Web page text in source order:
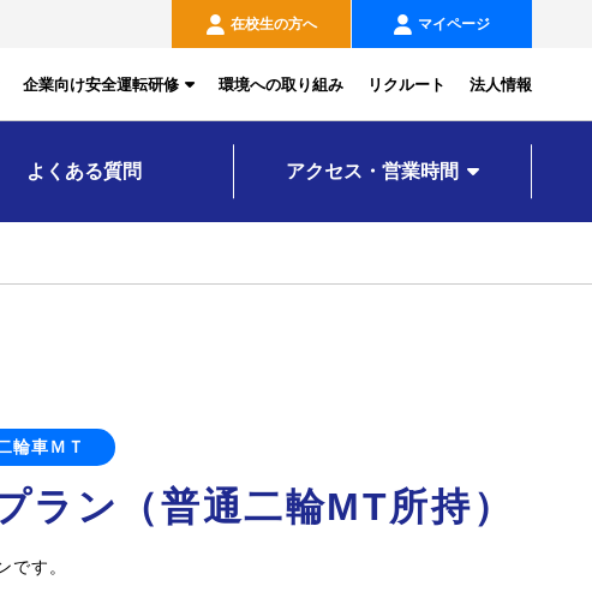
在校生の方へ マイページ
企業向け安全運転研修 環境への取り組み リクルート 法人情報
よくある質問 アクセス・営業時間
輪車ＭＴ
ラン（普通二輪MT所持）
です。